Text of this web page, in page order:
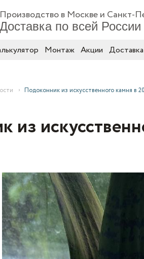
Производство в Москве и Санкт-
Доставка по всей России
Монтаж Акции Доставка
Подоконник из искусственного камня в
из